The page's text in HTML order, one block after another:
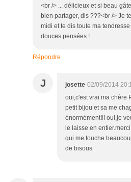
<br /> ... délicieux et si beau
bien partager, dis ???<br /> Je
midi et te dis toute ma
douces pensées !
Répondre
J josette 02/09/2014
oui,c'est vrai ma chère
petit bijou et sa me
énormément!!! oui,je
le laisse en
qui me touche
de bisous